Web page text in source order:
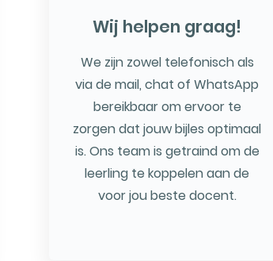
Wij helpen graag!
We zijn zowel telefonisch als
via de mail, chat of WhatsApp
bereikbaar om ervoor te
zorgen dat jouw bijles optimaal
is. Ons team is getraind om de
leerling te koppelen aan de
voor jou beste docent.